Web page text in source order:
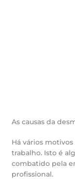
As causas da
Há vários
trabalho. Isto é
combatido pela
profissional.